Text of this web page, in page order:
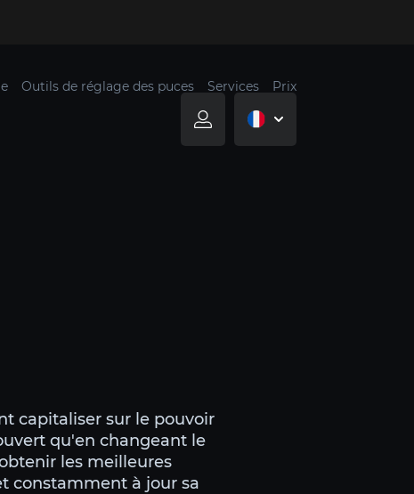
Outils de réglage des puces Services Prix
capitaliser sur le pouvoir
qu'en changeant le
les meilleures
constamment à jour sa